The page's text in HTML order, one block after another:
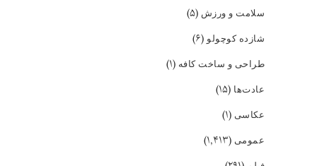
سلامت و ورزش (۵)
شازده کوچولو(۶)
طراحی و ساخت کافه (۱)
عادت‌ها (۱۵)
عکاسی (۱)
عمومی (۱,۴۱۳)